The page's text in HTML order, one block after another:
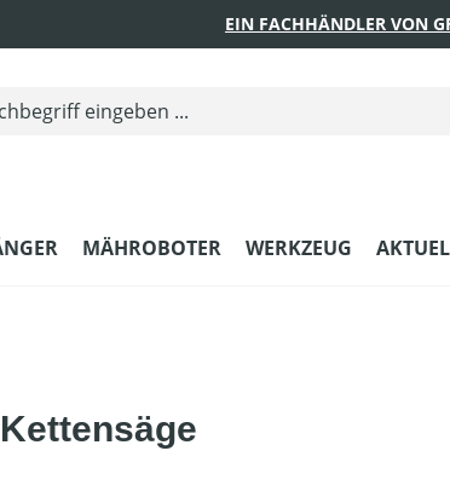
EIN FACHHÄNDLER VON
MÄHROBOTER WERKZEUG